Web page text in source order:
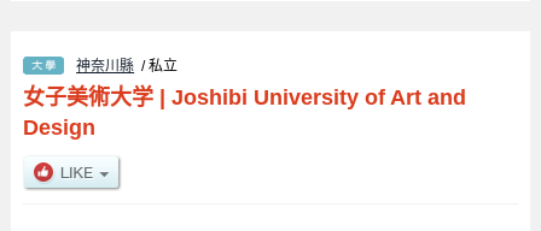
神奈川縣 / 私立
女子美術大学| Joshibi University of Art and
Design